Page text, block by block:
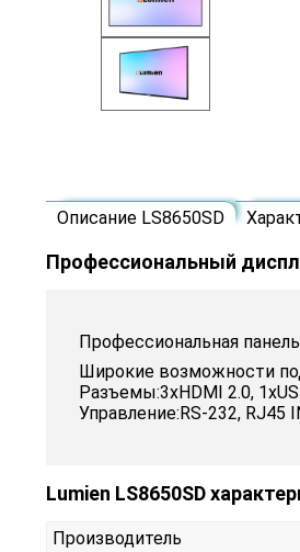
Описание LS8650SD
Профессиональный
Профессиональная
Широкие возможности
Разъемы:3xHDMI 2.0,
Управление:RS-232, RJ45
Lumien LS8650SD
Производитель